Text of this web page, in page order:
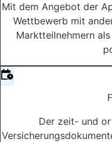
Mit dem Angebot der
Wettbewerb mit
Marktteilnehmern
Der zeit- und